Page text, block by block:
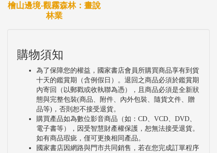
檜山邊境‧觀霧森林：畫說
林業
購物須知
為了保障您的權益，國家書店會員所購買商品享有到貨
十天的鑑賞期（含例假日）。退回之商品必須於鑑賞期
內寄回（以郵戳或收執聯為憑），且商品必須是全新狀
態與完整包裝(商品、附件、內外包裝、隨貨文件、贈
品等)，否則恕不接受退貨。
購買產品如為數位影音商品（如：CD、VCD、DVD、
電子書等），因受智慧財產權保護，恕無法接受退貨。
如有商品瑕疵，僅可更換相同產品。
國家書店因網路與門市共同銷售，若在您完成訂單程序